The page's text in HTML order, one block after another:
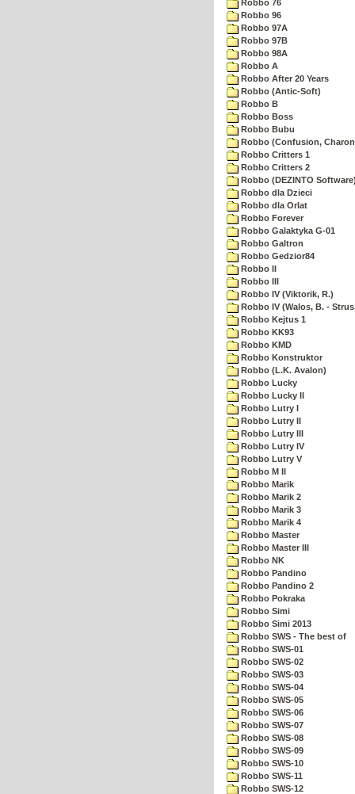
Robbo 76
Robbo 96
Robbo 97A
Robbo 97B
Robbo 98A
Robbo A
Robbo After 20 Years
Robbo (Antic-Soft)
Robbo B
Robbo Boss
Robbo Bubu
Robbo (Confusion,
Robbo Critters 1
Robbo Critters 2
Robbo (DEZINTO
Robbo dla Dzieci
Robbo dla Orlat
Robbo Forever
Robbo Galaktyka G-01
Robbo Galtron
Robbo Gedzior84
Robbo II
Robbo III
Robbo IV (Viktorik, R.)
Robbo IV (Walos, B. -
Robbo Kejtus 1
Robbo KK93
Robbo KMD
Robbo Konstruktor
Robbo (L.K. Avalon)
Robbo Lucky
Robbo Lucky II
Robbo Lutry I
Robbo Lutry II
Robbo Lutry III
Robbo Lutry IV
Robbo Lutry V
Robbo M II
Robbo Marik
Robbo Marik 2
Robbo Marik 3
Robbo Marik 4
Robbo Master
Robbo Master III
Robbo NK
Robbo Pandino
Robbo Pandino 2
Robbo Pokraka
Robbo Simi
Robbo Simi 2013
Robbo SWS - The best of
Robbo SWS-01
Robbo SWS-02
Robbo SWS-03
Robbo SWS-04
Robbo SWS-05
Robbo SWS-06
Robbo SWS-07
Robbo SWS-08
Robbo SWS-09
Robbo SWS-10
Robbo SWS-11
Robbo SWS-12